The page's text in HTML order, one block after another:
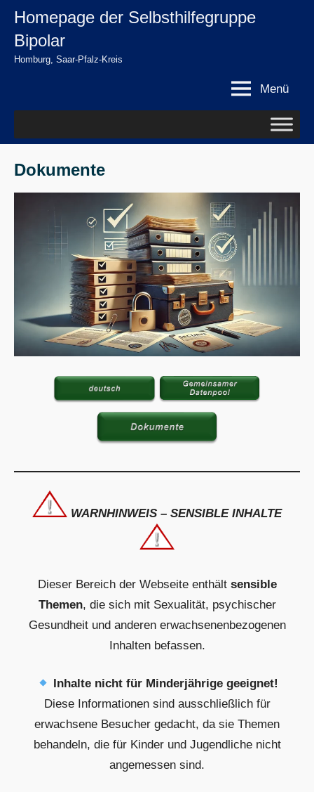
springen
Zum
springen
Homepage der Selbsthilfegruppe
Bipolar
Homburg, Saar-Pfalz-Kreis
Menü
Dokumente
WARNHINWEIS – SENSIBLE INHALTE
Dieser Bereich der Webseite enthält sensible
Themen, die sich mit Sexualität, psychischer
Gesundheit und anderen erwachsenenbezogenen
Inhalten befassen.
Inhalte nicht für Minderjährige geeignet!
Diese Informationen sind ausschließlich für
erwachsene Besucher gedacht, da sie Themen
behandeln, die für Kinder und Jugendliche nicht
angemessen sind.